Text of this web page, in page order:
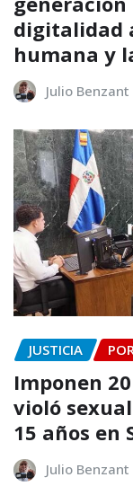
digitalidad
humana y
Julio Benzant
JUSTICIA
Imponen
violó
15 años en
Julio Benzant